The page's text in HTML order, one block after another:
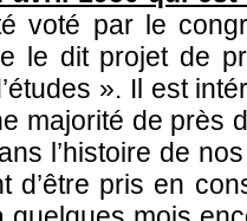
voté par le
le dit projet de
». Il est
majorité de près
l’histoire de
d’être pris en